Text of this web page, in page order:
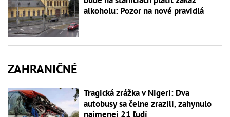
alkoholu: Pozor na nové pravidlá
ZAHRANIČNÉ
Tragická zrážka v Nigeri: Dva
autobusy sa čelne zrazili, zahynulo
najmenej 21 ľudí